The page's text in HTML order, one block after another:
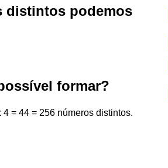
distintos podemos
formar?
= 44 = 256 números distintos.